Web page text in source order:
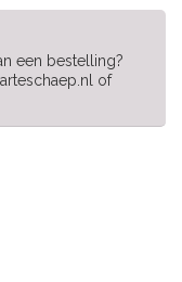
een bestelling?
of